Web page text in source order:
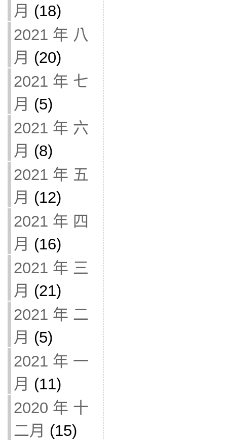
月 (18)
2021 年 八
月 (20)
2021 年 七
月 (5)
2021 年 六
月 (8)
2021 年 五
月 (12)
2021 年 四
月 (16)
2021 年 三
月 (21)
2021 年 二
月 (5)
2021 年 一
月 (11)
2020 年 十
二月 (15)